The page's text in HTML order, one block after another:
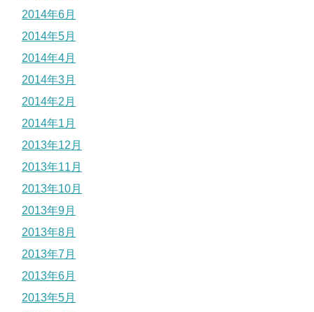
2014年6月
2014年5月
2014年4月
2014年3月
2014年2月
2014年1月
2013年12月
2013年11月
2013年10月
2013年9月
2013年8月
2013年7月
2013年6月
2013年5月